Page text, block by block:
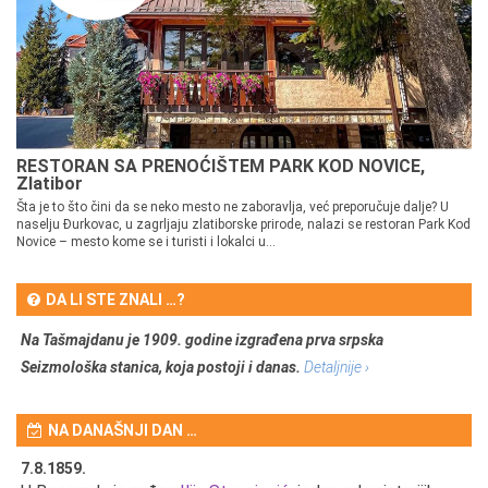
RESTORAN SA PRENOĆIŠTEM PARK KOD NOVICE,
Zlatibor
Šta je to što čini da se neko mesto ne zaboravlja, već preporučuje dalje? U
naselju Đurkovac, u zagrljaju zlatiborske prirode, nalazi se restoran Park Kod
Novice – mesto kome se i turisti i lokalci u...
DA LI STE ZNALI …?
Na Tašmajdanu je 1909. godine izgrađena prva srpska
Seizmološka stanica, koja postoji i danas. Detaljnije ›
NA DANAŠNJI DAN …
7.8.1859.